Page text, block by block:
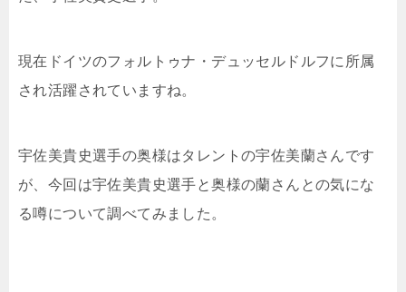
現在ドイツのフォルトゥナ・デュッセルドルフに所属
され活躍されていますね。
宇佐美貴史選手の奥様はタレントの宇佐美蘭さんです
が、今回は宇佐美貴史選手と奥様の蘭さんとの気にな
る噂について調べてみました。